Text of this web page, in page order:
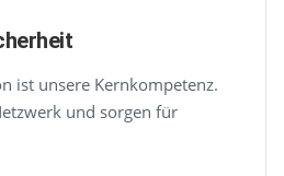
ist unsere Kernkompetenz.
und sorgen für